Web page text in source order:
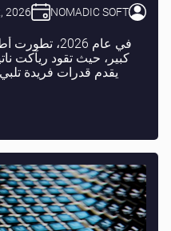
NOMADIC SOFT
2026
في عام 2026،
كبير، حيث تقود ريآكت
يقدم قدرات فريدة